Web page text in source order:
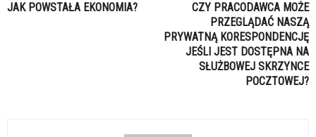
JAK POWSTAŁA EKONOMIA?
CZY PRACODAWCA MOŻE
PRZEGLĄDAĆ NASZĄ
PRYWATNĄ KORESPONDENCJĘ
JEŚLI JEST DOSTĘPNA NA
SŁUŻBOWEJ SKRZYNCE
POCZTOWEJ?